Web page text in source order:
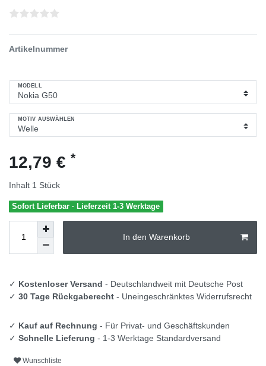
Artikelnummer
MODELL
MOTIV AUSWÄHLEN
12,79 € *
Inhalt 1 Stück
Sofort Lieferbar · Lieferzeit 1-3 Werktage
In den Warenkorb
✓ Kostenloser Versand - Deutschlandweit mit Deutsche Post
✓ 30 Tage Rückgaberecht - Uneingeschränktes Widerrufsrecht
✓ Kauf auf Rechnung - Für Privat- und Geschäftskunden
✓ Schnelle Lieferung - 1-3 Werktage Standardversand
Wunschliste